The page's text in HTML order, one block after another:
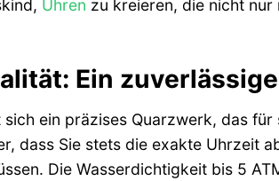
Uhren zu kreieren, die nicht
Ein
ein präzises Quarzwerk, das
dass Sie stets die exakte Uhrzeit
Die Wasserdichtigkeit bis 5